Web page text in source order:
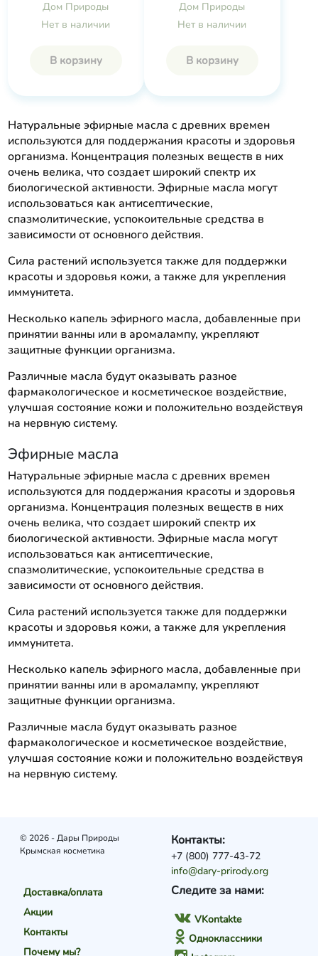
Дом Природы
Нет в наличии
В корзину
Дом Природы
Нет в наличии
В корзину
Натуральные эфирные масла с древних времен
используются для поддержания красоты и здоровья
организма. Концентрация полезных веществ в них
очень велика, что создает широкий спектр их
биологической активности. Эфирные масла могут
использоваться как антисептические,
спазмолитические, успокоительные средства в
зависимости от основного действия.
Сила растений используется также для поддержки
красоты и здоровья кожи, а также для укрепления
иммунитета.
Несколько капель эфирного масла, добавленные при
принятии ванны или в аромалампу, укрепляют
защитные функции организма.
Различные масла будут оказывать разное
фармакологическое и косметическое воздействие,
улучшая состояние кожи и положительно воздействуя
на нервную систему.
Эфирные масла
Натуральные эфирные масла с древних времен
используются для поддержания красоты и здоровья
организма. Концентрация полезных веществ в них
очень велика, что создает широкий спектр их
биологической активности. Эфирные масла могут
использоваться как антисептические,
спазмолитические, успокоительные средства в
зависимости от основного действия.
Сила растений используется также для поддержки
красоты и здоровья кожи, а также для укрепления
иммунитета.
Несколько капель эфирного масла, добавленные при
принятии ванны или в аромалампу, укрепляют
защитные функции организма.
Различные масла будут оказывать разное
фармакологическое и косметическое воздействие,
улучшая состояние кожи и положительно воздействуя
на нервную систему.
© 2026 - Дары Природы
Крымская косметика
Доставка/оплата
Акции
Контакты
Почему мы?
Следите за нами:
VKontakte
Одноклассники
Контакты:
+7 (800) 777-43-72
info@dary-prirody.org